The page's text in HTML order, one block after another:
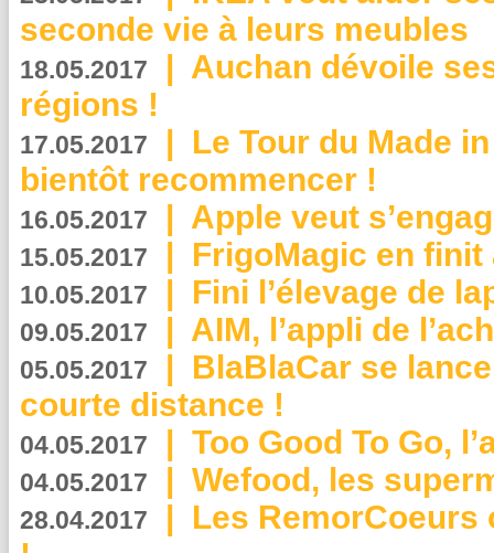
seconde vie à leurs meubles
18.05.2017 | Auchan dévoile
régions !
17.05.2017 | Le Tour du Made
bientôt recommencer !
16.05.2017 | Apple veut
15.05.2017 | FrigoMagic en
10.05.2017 | Fini l’élevage de
09.05.2017 | AIM, l’appli de
05.05.2017 | BlaBlaCar se
courte distance !
04.05.2017 | Too Good To Go,
04.05.2017 | Wefood, les
28.04.2017 | Les RemorCoeurs